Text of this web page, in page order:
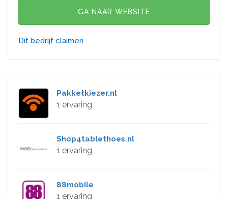
GA NAAR WEBSITE
Dit bedrijf claimen
Pakketkiezer.nl
1 ervaring
Shop4tablethoes.nl
1 ervaring
88mobile
1 ervaring